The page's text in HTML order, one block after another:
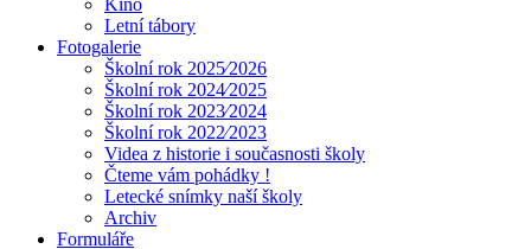
Kino
Letní tábory
Fotogalerie
Školní rok 2025⁄2026
Školní rok 2024⁄2025
Školní rok 2023⁄2024
Školní rok 2022⁄2023
Videa z historie i současnosti školy
Čteme vám pohádky !
Letecké snímky naší školy
Archiv
Formuláře